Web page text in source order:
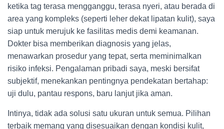
ketika tag terasa mengganggu, terasa nyeri, atau berada di
area yang kompleks (seperti leher dekat lipatan kulit), saya
siap untuk merujuk ke fasilitas medis demi keamanan.
Dokter bisa memberikan diagnosis yang jelas,
menawarkan prosedur yang tepat, serta meminimalkan
risiko infeksi. Pengalaman pribadi saya, meski bersifat
subjektif, menekankan pentingnya pendekatan bertahap:
uji dulu, pantau respons, baru lanjut jika aman.
Intinya, tidak ada solusi satu ukuran untuk semua. Pilihan
terbaik memang yang disesuaikan dengan kondisi kulit,